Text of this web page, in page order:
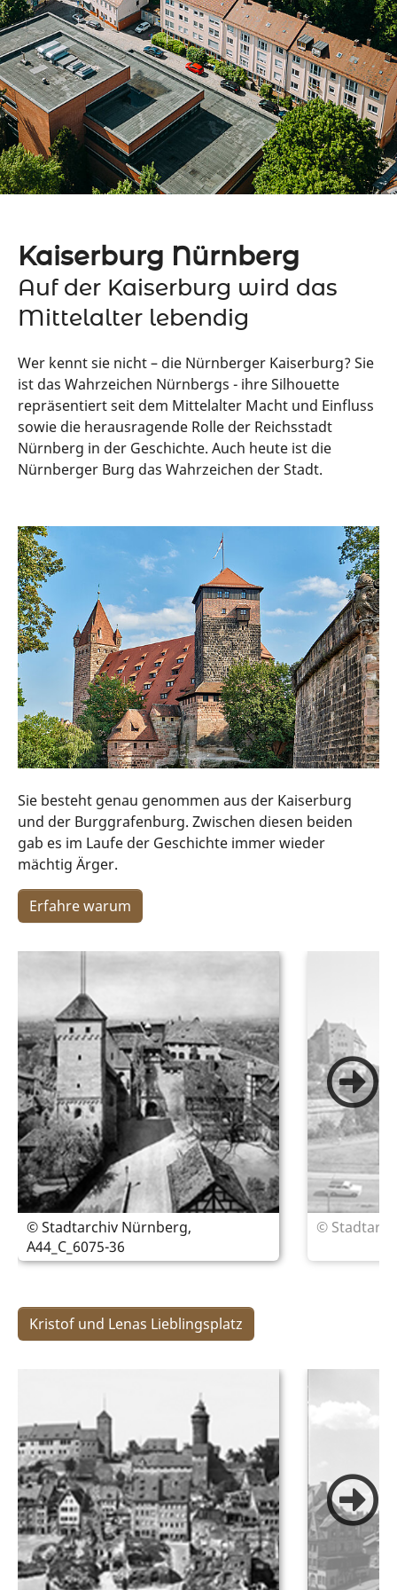
Kaiserburg Nürnberg
Auf der Kaiserburg wird das
Mittelalter lebendig
Wer kennt sie nicht – die Nürnberger Kaiserburg? Sie
ist das Wahrzeichen Nürnbergs - ihre Silhouette
repräsentiert seit dem Mittelalter Macht und Einfluss
sowie die herausragende Rolle der Reichsstadt
Nürnberg in der Geschichte. Auch heute ist die
Nürnberger Burg das Wahrzeichen der Stadt.
Sie besteht genau genommen aus der Kaiserburg
und der Burggrafenburg. Zwischen diesen beiden
gab es im Laufe der Geschichte immer wieder
mächtig Ärger.
Erfahre warum
© Stadtarchiv Nürnberg,
A44_C_6075-36
©
Kristof und Lenas Lieblingsplatz